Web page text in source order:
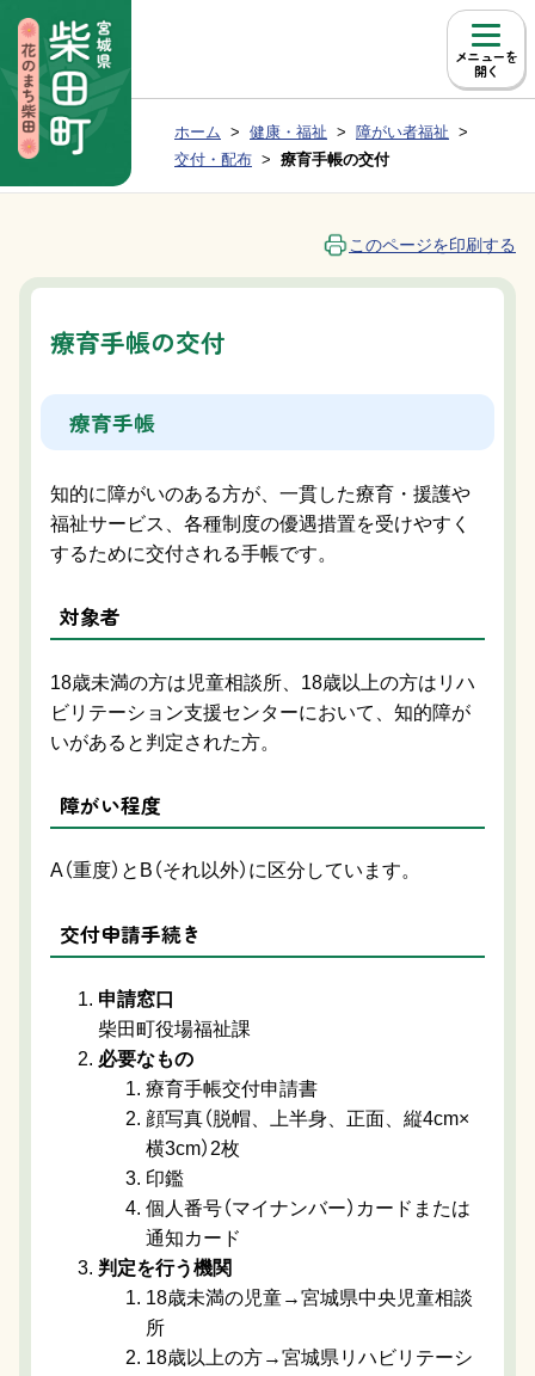
メニュー
Group NAV BreadCrumb
現在位置：
ホーム 健康・福祉
障がい者福祉
交付・配布
療育手帳の交付
このページを印刷する
療育手帳の交付
療育手帳
知的に障がいのある方が、一貫した療育・援護や
福祉サービス、各種制度の優遇措置を受けやすく
するために交付される手帳です。
対象者
18歳未満の方は児童相談所、18歳以上の方はリハ
ビリテーション支援センターにおいて、知的障が
いがあると判定された方。
障がい程度
A（重度）とB（それ以外）に区分しています。
交付申請手続き
申請窓口
柴田町役場福祉課
必要なもの
療育手帳交付申請書
顔写真（脱帽、上半身、正面、縦4cm×
横3cm）2枚
印鑑
個人番号（マイナンバー）カードまたは
通知カード
判定を行う機関
18歳未満の児童→宮城県中央児童相談
所
18歳以上の方→宮城県リハビリテーシ